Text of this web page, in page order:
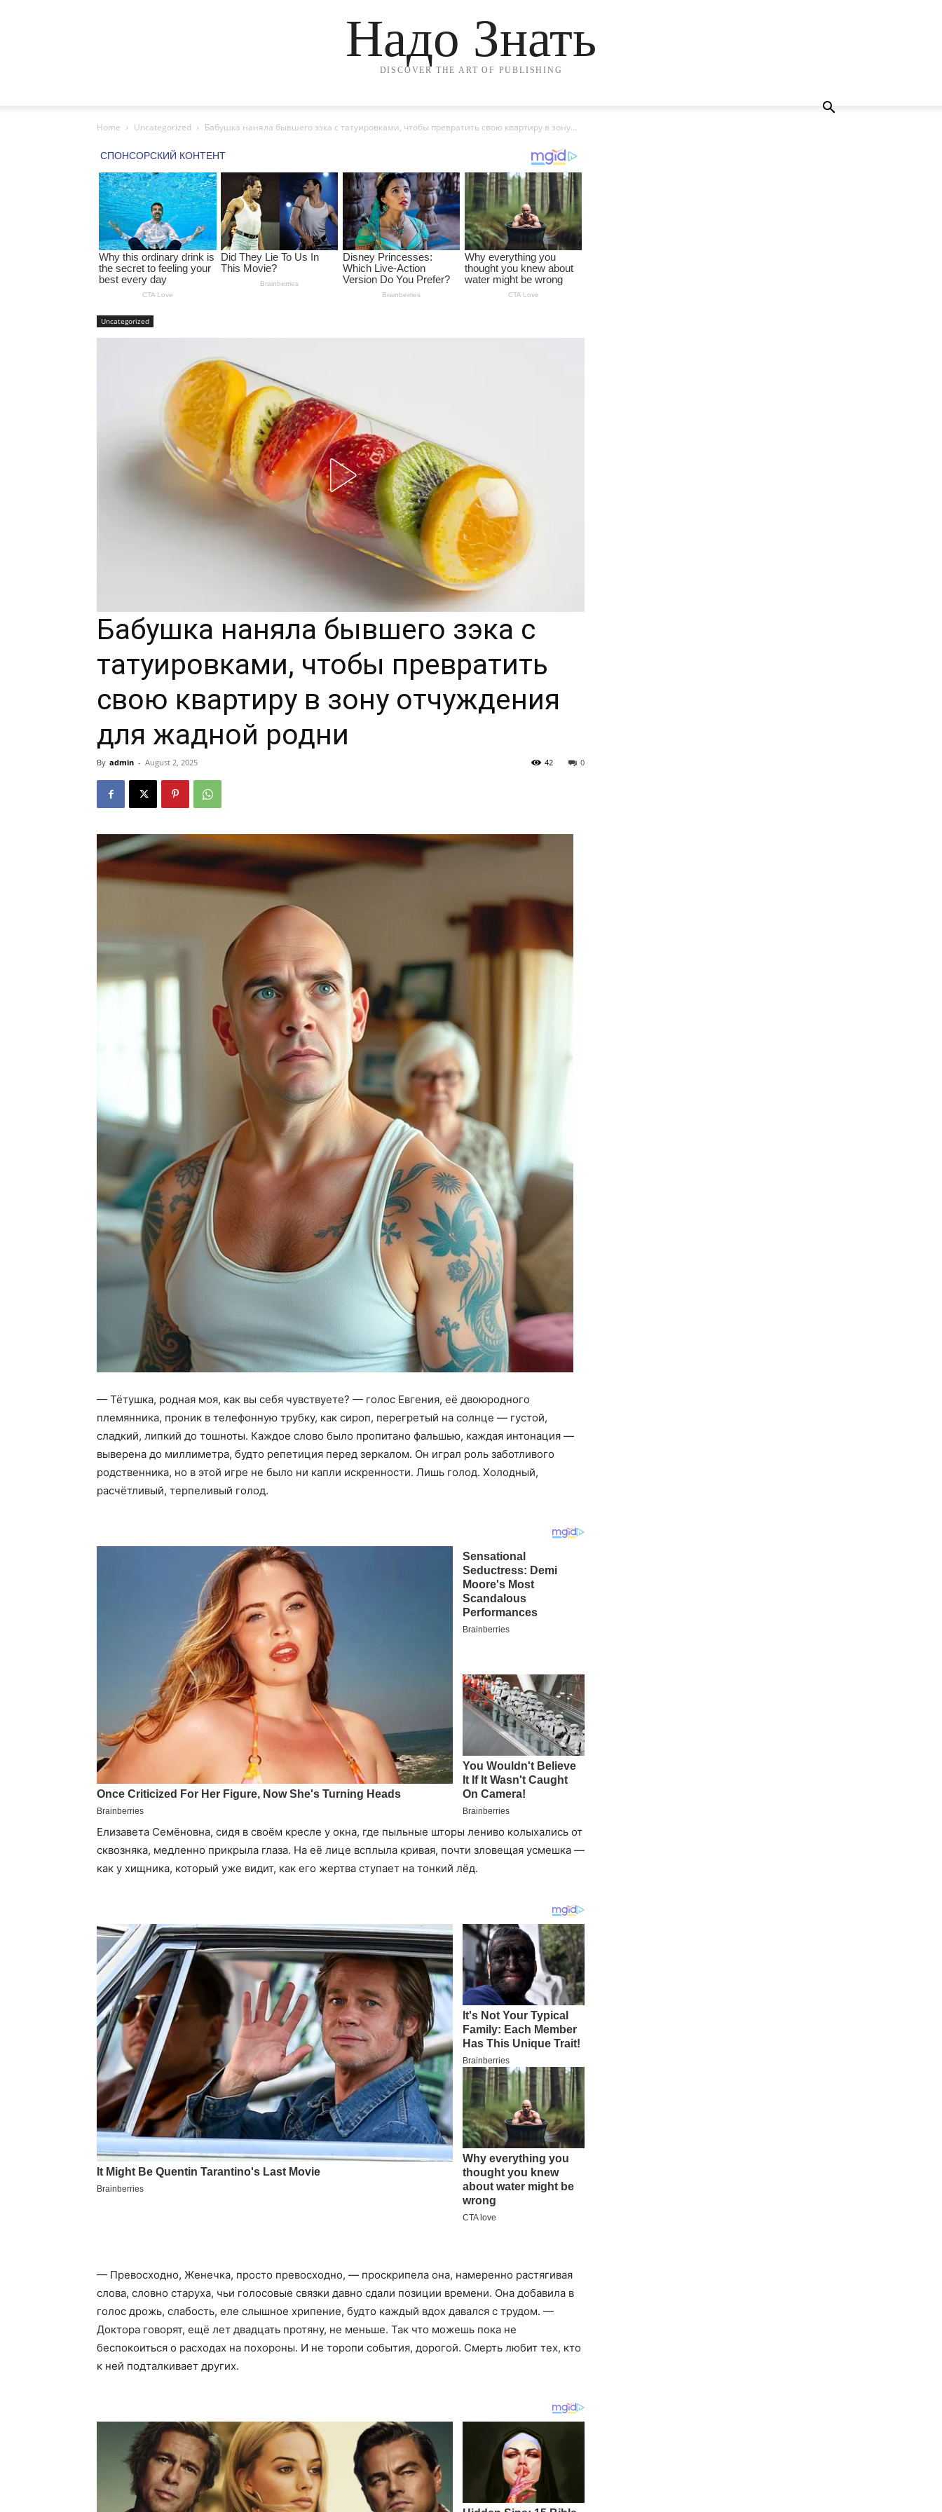
Надо Знать
DISCOVER THE ART OF PUBLISHING
Home Uncategorized Бабушка наняла бывшего зэка с татуировками, чтобы превратить свою квартиру в зону...
Uncategorized
Бабушка наняла бывшего зэка с
татуировками, чтобы превратить
свою квартиру в зону отчуждения
для жадной родни
By admin - August 2, 2025 0
42
— Тётушка, родная моя, как вы себя чувствуете? — голос Евгения, её двоюродного
племянника, проник в телефонную трубку, как сироп, перегретый на солнце — густой,
сладкий, липкий до тошноты. Каждое слово было пропитано фальшью, каждая интонация —
выверена до миллиметра, будто репетиция перед зеркалом. Он играл роль заботливого
родственника, но в этой игре не было ни капли искренности. Лишь голод. Холодный,
расчётливый, терпеливый голод.
Елизавета Семёновна, сидя в своём кресле у окна, где пыльные шторы лениво колыхались от
сквозняка, медленно прикрыла глаза. На её лице всплыла кривая, почти зловещая усмешка —
как у хищника, который уже видит, как его жертва ступает на тонкий лёд.
— Превосходно, Женечка, просто превосходно, — проскрипела она, намеренно растягивая
слова, словно старуха, чьи голосовые связки давно сдали позиции времени. Она добавила в
голос дрожь, слабость, еле слышное хрипение, будто каждый вдох давался с трудом. —
Доктора говорят, ещё лет двадцать протяну, не меньше. Так что можешь пока не
беспокоиться о расходах на похороны. И не торопи события, дорогой. Смерть любит тех, кто
к ней подталкивает других.